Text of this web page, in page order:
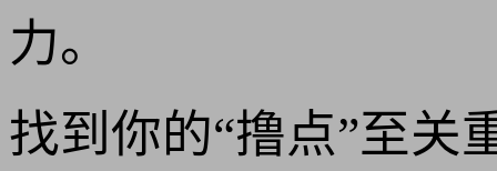
力。
找到你的“撸点”至关